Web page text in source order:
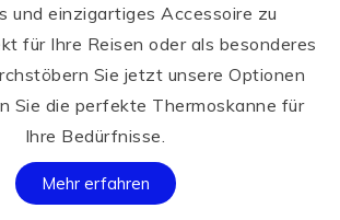
und einzigartiges Accessoire zu
für Ihre Reisen oder als besonderes
Sie jetzt unsere Optionen
Sie die perfekte Thermoskanne für
Ihre Bedürfnisse.
Mehr erfahren